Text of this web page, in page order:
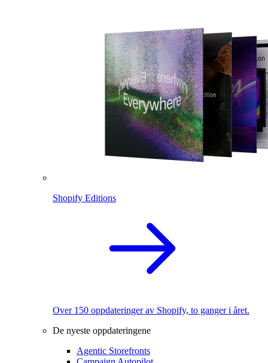
Shopify Editions
Over 150 oppdateringer av Shopify, to ganger i året.
De nyeste oppdateringene
Agentic Storefronts